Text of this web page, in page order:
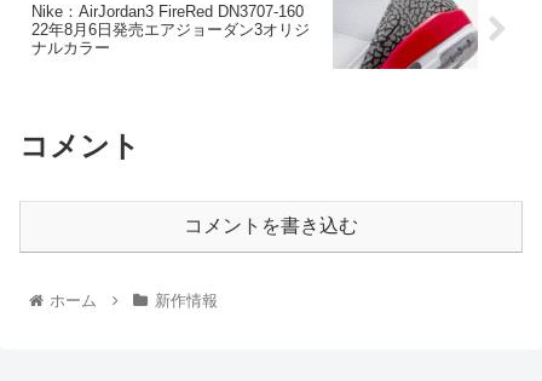
Nike：AirJordan3 FireRed DN3707-160
22年8月6日発売エアジョーダン3オリジ
ナルカラー
コメント
コメントを書き込む
ホーム 新作情報